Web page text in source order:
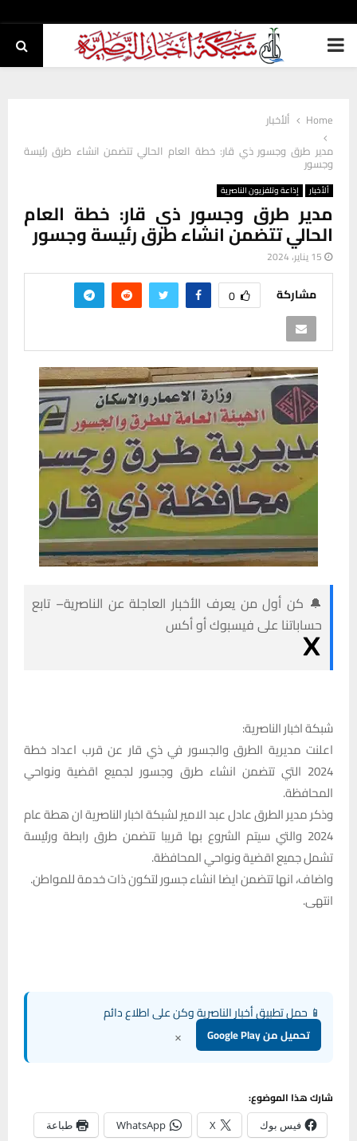
PRIMARY
Home
ألأخبار
مدير طرق وجسور ذي قار: خطة العام الحالي تتضمن انشاء طرق رئيسة
وجسور
ألأخبار إذاعة وتلفزيون الناصرية
مدير طرق وجسور ذي قار: خطة العام
الحالي تتضمن انشاء طرق رئيسة وجسور
15 يناير، 2024
مشاركة 0
🔔 كن أول من يعرف الأخبار العاجلة عن الناصرية– تابع
حساباتنا على فيسبوك أو أكس
شبكة اخبار الناصرية:
اعلنت مديرية الطرق والجسور في ذي قار عن قرب اعداد خطة
2024 التي تتضمن انشاء طرق وجسور لجميع اقضية ونواحي
المحافظة.
وذكر مدير الطرق عادل عبد الامير لشبكة اخبار الناصرية ان هطة عام
2024 والتي سيتم الشروع بها قريبا تتضمن طرق رابطة ورئيسة
تشمل جميع اقضية ونواحي المحافظة.
واضاف، انها تتضمن ايضا انشاء جسور لتكون ذات خدمة للمواطن.
انتهى.
📱 حمل تطبيق أخبار الناصرية وكن على اطلاع دائم
تحميل من Google Play ×
شارك هذا الموضوع:
فيس بوك X
WhatsApp طباعة